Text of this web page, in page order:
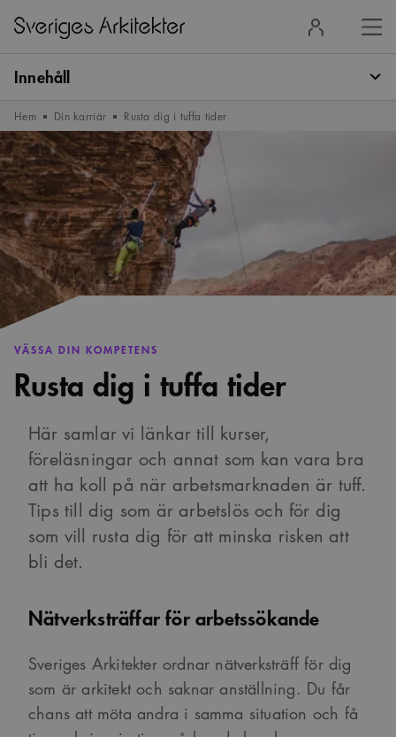
in
Innehåll
Hem Din karriär Rusta dig i tuffa tider
VÄSSA DIN KOMPETENS
Rusta dig i tuffa tider
Här samlar vi länkar till kurser,
föreläsningar och annat som kan vara bra
att ha koll på när arbetsmarknaden är tuff.
Tips till dig som är arbetslös och för dig
som vill rusta dig för att minska risken att
bli det.
Nätverksträffar för arbetssökande
Sveriges Arkitekter ordnar nätverksträff för dig
som är arkitekt och saknar anställning. Du får
chans att möta andra i samma situation och få